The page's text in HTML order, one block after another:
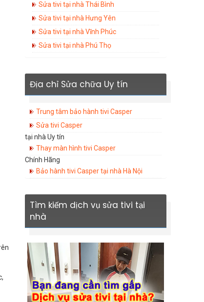
Sửa tivi tại nhà Thái Bình
Sửa tivi tại nhà Hưng Yên
Sửa tivi tại nhà Vĩnh Phúc
Sửa tivi tại nhà Phú Thọ
Địa chỉ Sửa chữa Uy tín
Trung tâm bảo hành tivi Casper
Sửa tivi Casper
tại nhà Uy tín
Thay màn hình tivi Casper
Chính Hãng
Bảo hành tivi Casper tại nhà Hà Nội
Tìm kiếm dịch vụ sửa tivi tại
nhà